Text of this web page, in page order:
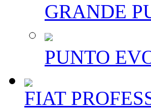
GRANDE
PUNTO
FIAT